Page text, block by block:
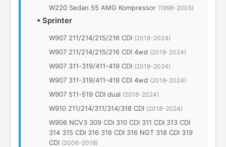
W220 Sedan 55 AMG Kompressor (1998-2005)
• Sprinter
W907 211/214/215/216 CDI (2018-2024)
W907 211/214/215/216 CDI 4wd (2018-2024)
W907 311-319/411-419 CDI (2018-2024)
W907 311-319/411-419 CDI 4wd (2018-2024)
W907 511-519 CDI dual (2018-2024)
W910 211/214/311/314/318 CDI (2018-2024)
W906 NCV3 309 CDI 310 CDI 311 CDI 313 CDI
314 315 CDI 316 316 CDI 316 NGT 318 CDI 319
CDI (2006-2018)